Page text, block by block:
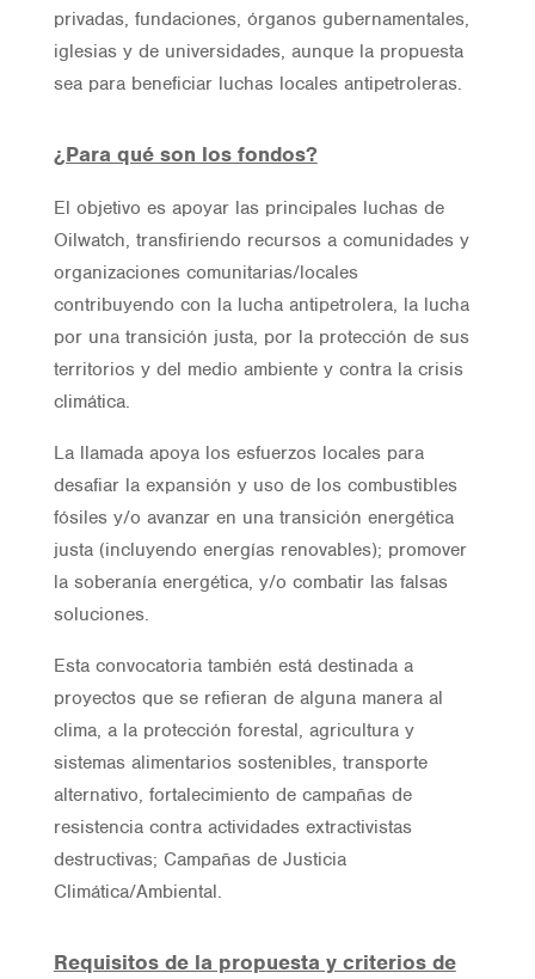
privadas, fundaciones, órganos gubernamentales,
iglesias y de universidades, aunque la propuesta
sea para beneficiar luchas locales antipetroleras.
¿Para qué son los fondos?
El objetivo es apoyar las principales luchas de
Oilwatch, transfiriendo recursos a comunidades y
organizaciones comunitarias/locales
contribuyendo con la lucha antipetrolera, la lucha
por una transición justa, por la protección de sus
territorios y del medio ambiente y contra la crisis
climática.
La llamada apoya los esfuerzos locales para
desafiar la expansión y uso de los combustibles
fósiles y/o avanzar en una transición energética
justa (incluyendo energías renovables); promover
la soberanía energética, y/o combatir las falsas
soluciones.
Esta convocatoria también está destinada a
proyectos que se refieran de alguna manera al
clima, a la protección forestal, agricultura y
sistemas alimentarios sostenibles, transporte
alternativo, fortalecimiento de campañas de
resistencia contra actividades extractivistas
destructivas; Campañas de Justicia
Climática/Ambiental.
Requisitos de la propuesta y criterios de